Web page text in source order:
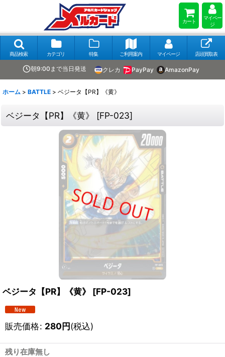
カート
マイペー
ジ
商品検索 カテゴリ 特集 ご利用案内 マイページ 店頭買取表
朝9:00まで当日発送 クレカ PayPay AmazonPay
ホーム > BATTLE > ベジータ【PR】《黄》
ベジータ【PR】《黄》 [FP-023]
ベジータ【PR】《黄》 [FP-023]
販売価格: 280円(税込)
残り在庫無し